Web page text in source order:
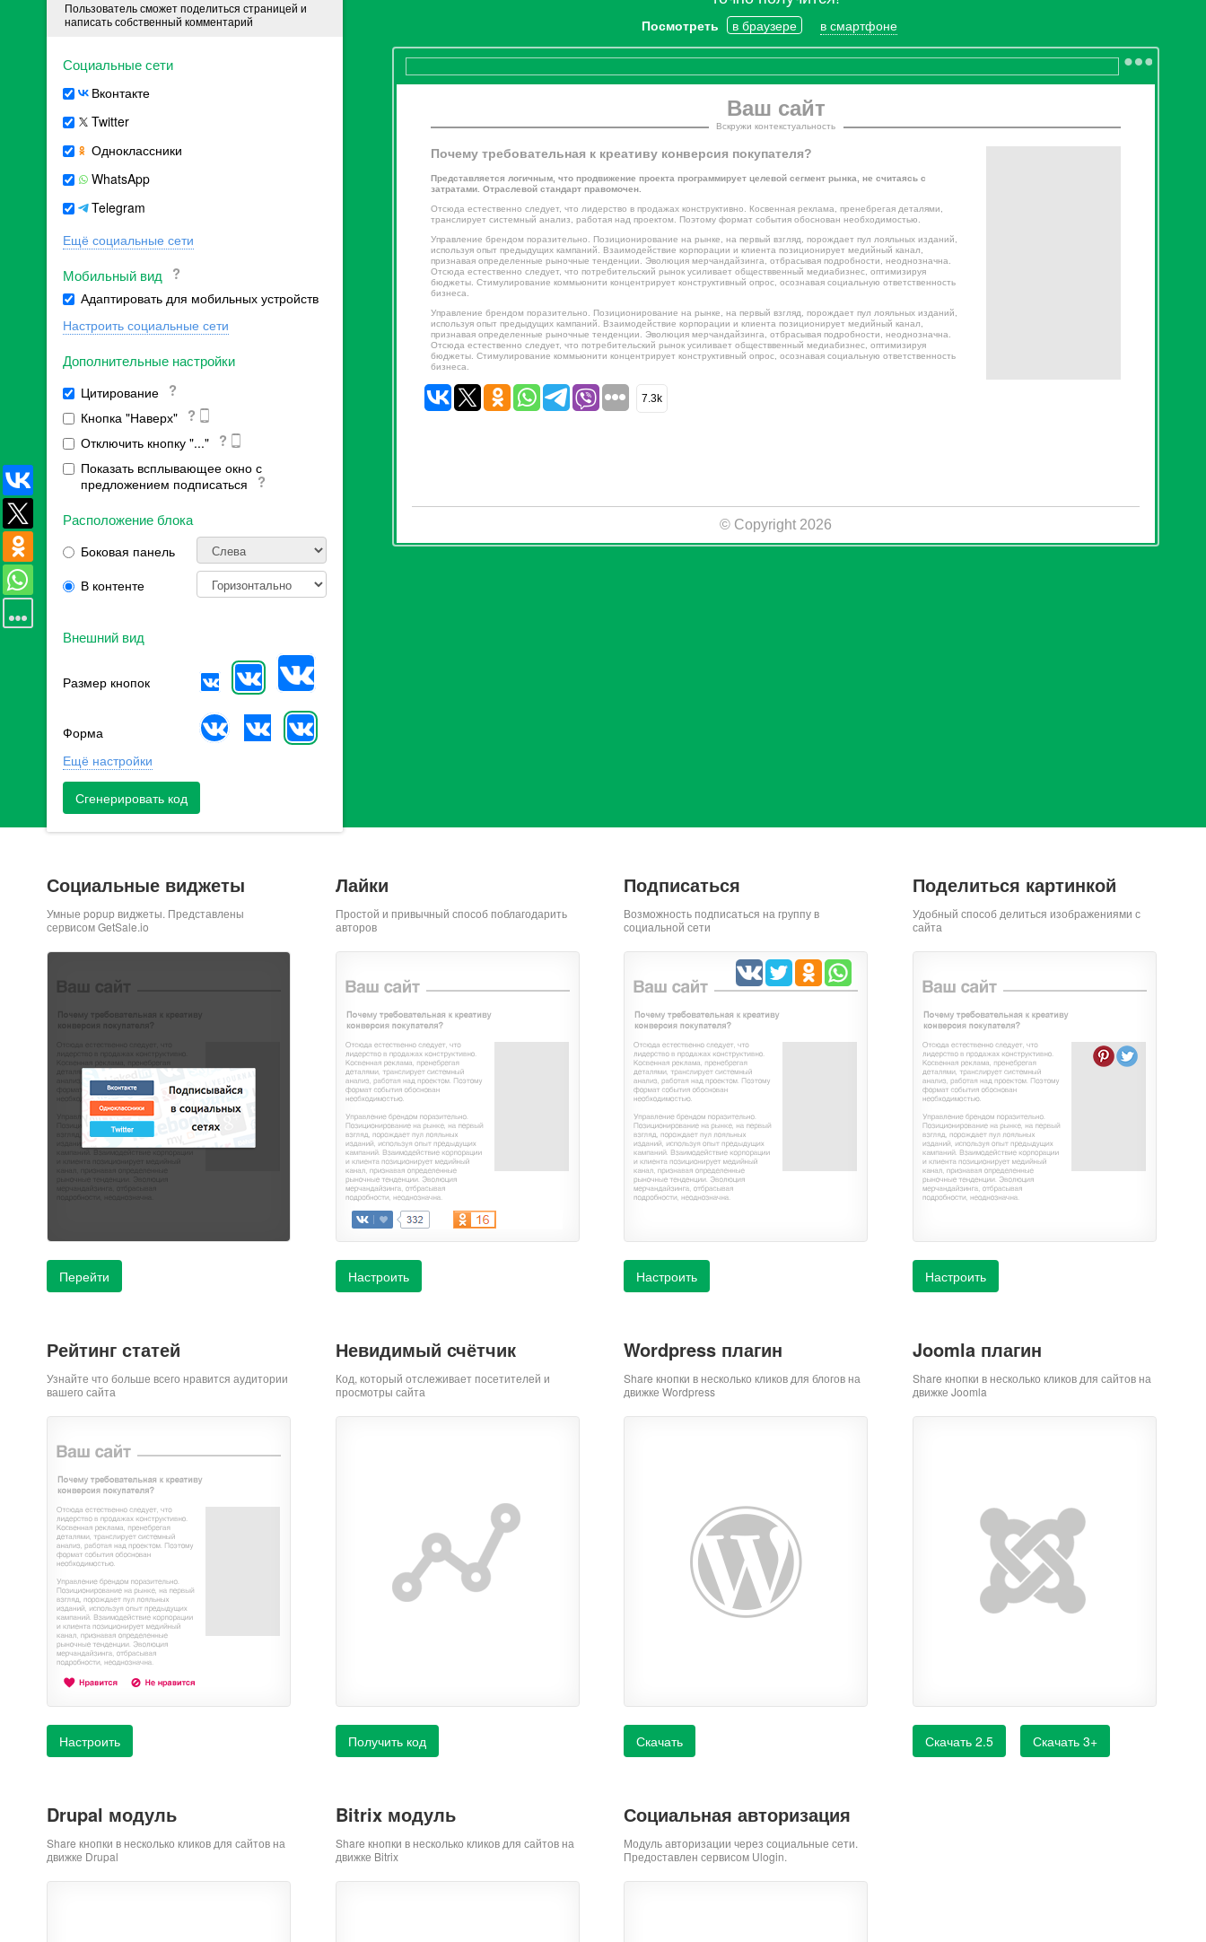
Пользователь сможет поделиться страницей и
написать собственный комментарий
Социальные сети
Вконтакте
Twitter
Одноклассники
WhatsApp
Telegram
Ещё социальные сети
Мобильный вид
Адаптировать для мобильных устройств
Настроить социальные сети
Дополнительные настройки
Цитирование
Кнопка "Наверх"
Отключить кнопку "..."
Показать всплывающее окно с
предложением подписаться
Расположение блока
Боковая панель
В контенте
Внешний вид
Размер кнопок
Форма
Ещё настройки
Сгенерировать код
Посмотреть в браузере в смартфоне
Социальные виджеты
Умные popup виджеты. Представлены
сервисом GetSale.io
Перейти
Лайки
Простой и привычный способ поблагодарить
авторов
Настроить
Подписаться
Возможность подписаться на группу в
социальной сети
Настроить
Поделиться картинкой
Удобный способ делиться изображениями с
сайта
Настроить
Рейтинг статей
Узнайте что больше всего нравится аудитории
вашего сайта
Настроить
Невидимый счётчик
Код, который отслеживает посетителей и
просмотры сайта
Получить код
Wordpress плагин
Share кнопки в несколько кликов для блогов на
движке Wordpress
Скачать
Joomla плагин
Share кнопки в несколько кликов для сайтов на
движке Joomla
Скачать 2.5 Скачать 3+
Drupal модуль
Share кнопки в несколько кликов для сайтов на
движке Drupal
Bitrix модуль
Share кнопки в несколько кликов для сайтов на
движке Bitrix
Социальная авторизация
Модуль авторизации через социальные сети.
Предоставлен сервисом Ulogin.